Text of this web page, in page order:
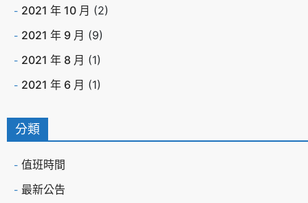
2021 年 10 月 (2)
2021 年 9 月 (9)
2021 年 8 月 (1)
2021 年 6 月 (1)
分類
值班時間
最新公告